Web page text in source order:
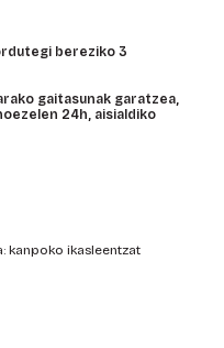
bereziko 3
gaitasunak garatzea,
24h, aisialdiko
kanpoko ikasleentzat